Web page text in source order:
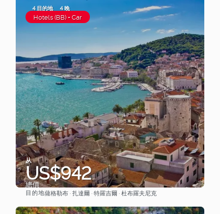
4 目的地 4 晚
Hotels (BB) + Car
从
US$942
總價
查看
目的地薩格勒布 · 扎達爾 · 特羅吉爾 · 杜布羅夫尼克